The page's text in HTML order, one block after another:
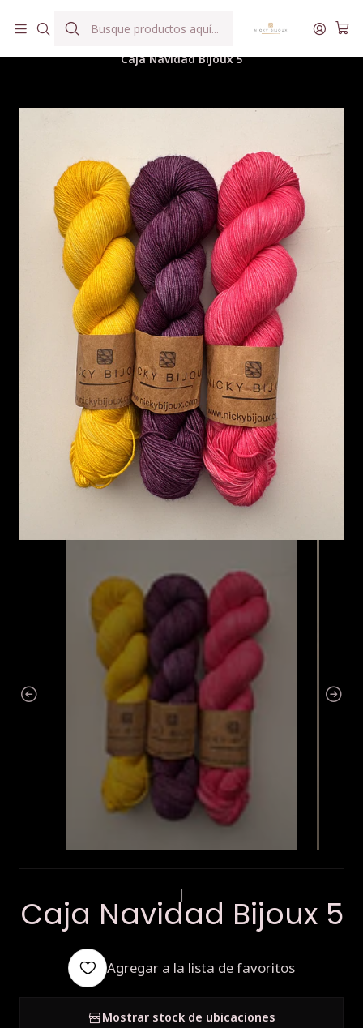
Caja Navidad Bijoux 5
|
Caja Navidad Bijoux 5
Agregar a la lista de favoritos
Mostrar stock de ubicaciones